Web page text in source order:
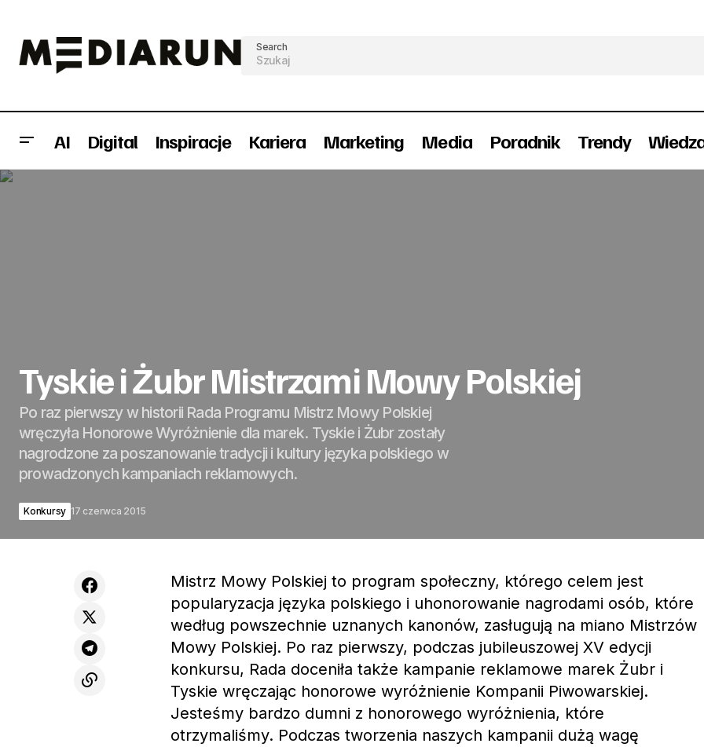
Search
AI Digital Inspiracje Kariera Marketing Media Poradnik Trendy
Tyskie i Żubr Mistrzami Mowy Polskiej
Po raz pierwszy w historii Rada Programu Mistrz Mowy Polskiej
wręczyła Honorowe Wyróżnienie dla marek. Tyskie i Żubr zostały
nagrodzone za poszanowanie tradycji i kultury języka polskiego w
prowadzonych kampaniach reklamowych.
Konkursy 17 czerwca 2015
Mistrz Mowy Polskiej to program społeczny, którego celem jest
popularyzacja języka polskiego i uhonorowanie nagrodami osób, które
według powszechnie uznanych kanonów, zasługują na miano Mistrzów
Mowy Polskiej. Po raz pierwszy, podczas jubileuszowej XV edycji
konkursu, Rada doceniła także kampanie reklamowe marek Żubr i
Tyskie wręczając honorowe wyróżnienie Kompanii Piwowarskiej.
Jesteśmy bardzo dumni z honorowego wyróżnienia, które
otrzymaliśmy. Podczas tworzenia naszych kampanii dużą wagę